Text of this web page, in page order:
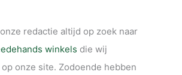
redactie altijd op zoek naar
winkels die wij
onze site. Zodoende hebben